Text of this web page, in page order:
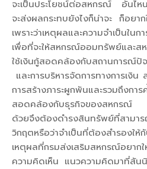
จะเป็นประโยชน์ต่อสหกรณ์ อันไห
จะส่งผลกระทบยังไงก็น่าจะ ก็อยาก
เพราะว่าเหตุผลและความจำเป็นใน
เพื่อที่จะให้สหกรณ์ออมทรัพย์และส
ใช้เงินกู้สอดคล้องกับสถานการณ์
และการบริหารจัดการทางการเงิ
การสร้างภาระผูกพันและรวมถึงการ
สอดคล้องกับธุรกิจของสหกรณ์
ด้วยจึงต้องดำรงสินทรัพย์ที่สาม
วิกฤตหรือว่าจำเป็นที่ต้องสำรอง
เหตุผลที่กรมส่งเสริมสหกรณ์อยาก
ความคิดเห็น แนวความคิดมาที่สัน